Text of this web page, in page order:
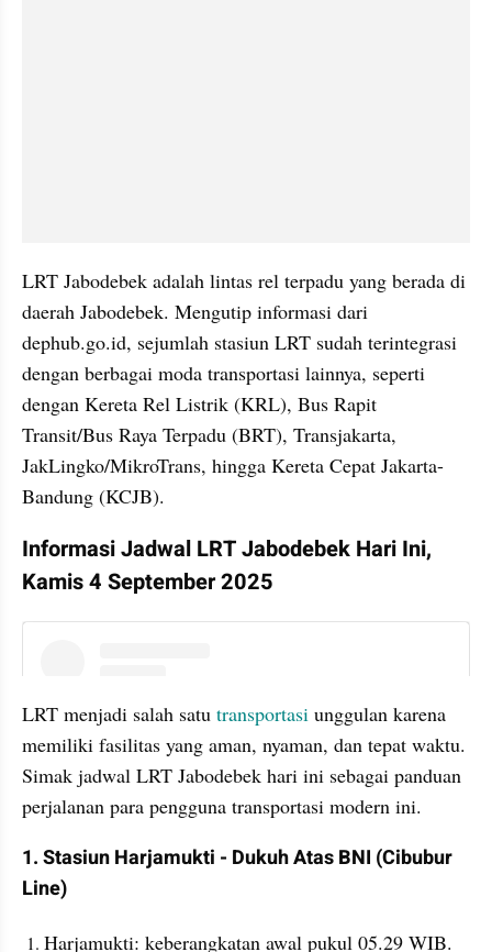
LRT Jabodebek adalah lintas rel terpadu yang berada di
daerah Jabodebek. Mengutip informasi dari
dephub.go.id, sejumlah stasiun LRT sudah terintegrasi
dengan berbagai moda transportasi lainnya, seperti
dengan Kereta Rel Listrik (KRL), Bus Rapit
Transit/Bus Raya Terpadu (BRT), Transjakarta,
JakLingko/MikroTrans, hingga Kereta Cepat Jakarta-
Bandung (KCJB).
Informasi Jadwal LRT Jabodebek Hari Ini,
Kamis 4 September 2025
LRT menjadi salah satu transportasi unggulan karena
memiliki fasilitas yang aman, nyaman, dan tepat waktu.
Simak jadwal LRT Jabodebek hari ini sebagai panduan
perjalanan para pengguna transportasi modern ini.
1. Stasiun Harjamukti - Dukuh Atas BNI (Cibubur
Line)
Harjamukti: keberangkatan awal pukul 05.29 WIB.